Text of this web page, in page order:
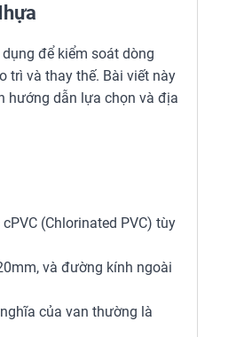
để kiểm soát dòng
trì và thay thế. Bài viết này
hướng dẫn lựa chọn và địa
(Chlorinated PVC) tùy
và đường kính ngoài
của van thường là